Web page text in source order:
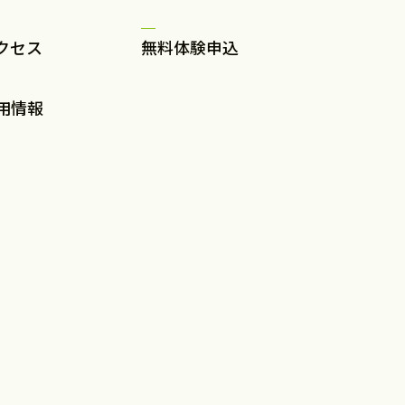
セス 無料体験申込
情報